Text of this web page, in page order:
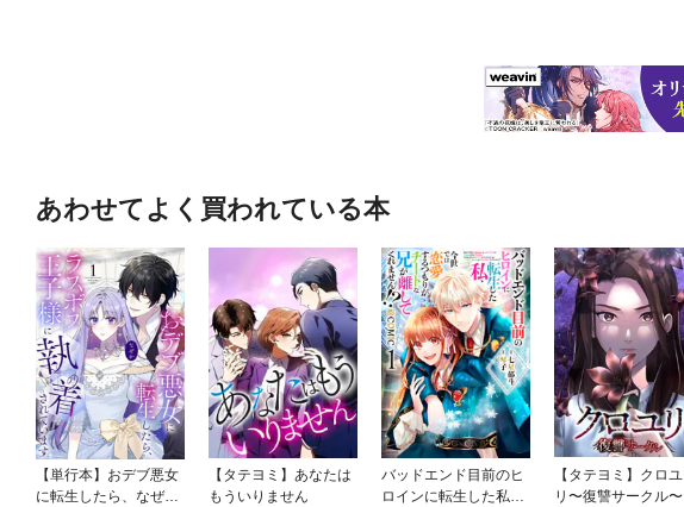
あわせてよく買われている本
【単行本】おデブ悪女
に転生したら、なぜか
【タテヨミ】あなたは
もういりません
バッドエンド目前のヒ
ロインに転生した私、
【タテヨミ】クロユ
リ〜復讐サークル〜